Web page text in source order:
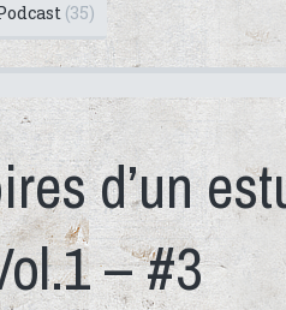
(35)
d’un
– #3